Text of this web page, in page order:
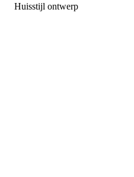
Huisstijl ontwerp